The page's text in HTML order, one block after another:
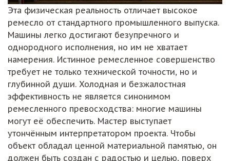
Эта физическая реальность отличает высокое
ремесло от стандартного промышленного выпуска.
Машины легко достигают безупречного и
однородного исполнения, но им не хватает
намерения. Истинное ремесленное совершенство
требует не только технической точности, но и
глубинной души. Холодная и безжалостная
эффективность не является синонимом
ремесленного превосходства: многие машины
могут её обеспечить. Мастер выступает
утончённым интерпретатором проекта. Чтобы
объект обладал ценной материальной памятью, он
должен быть создан с радостью и целью, поверх